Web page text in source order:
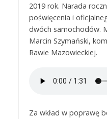
2019 rok. Narada
poświęcenia i
dwóch samochodów.
Marcin Szymański,
Rawie Mazowieckiej.
Za wkład w poprawę